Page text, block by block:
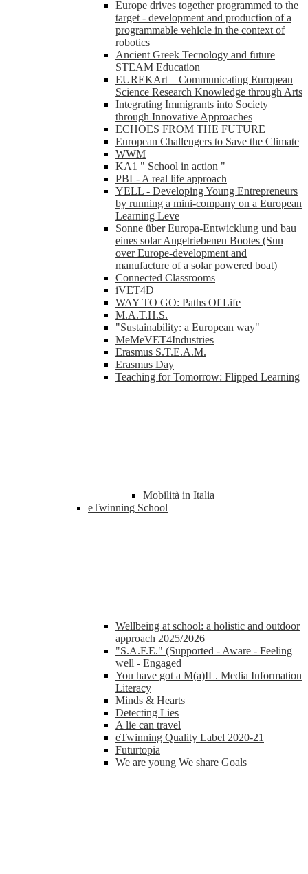
Europe drives together programmed to the
target - development and production of a
programmable vehicle in the context of
robotics
Ancient Greek Tecnology and future
STEAM Education
EUREKArt – Communicating European
Science Research Knowledge through Arts
Integrating Immigrants into Society
through Innovative Approaches
ECHOES FROM THE FUTURE
European Challengers to Save the Climate
WWM
KA1 " School in action "
PBL- A real life approach
YELL - Developing Young Entrepreneurs
by running a mini-company on a European
Learning Leve
Sonne über Europa-Entwicklung und bau
eines solar Angetriebenen Bootes (Sun
over Europe-development and
manufacture of a solar powered boat)
Connected Classrooms
iVET4D
WAY TO GO: Paths Of Life
M.A.T.H.S.
"Sustainability: a European way"
MeMeVET4Industries
Erasmus S.T.E.A.M.
Erasmus Day
Teaching for Tomorrow: Flipped Learning
Mobilità in Italia
eTwinning School
Wellbeing at school: a holistic and outdoor
approach 2025/2026
"S.A.F.E." (Supported - Aware - Feeling
well - Engaged
You have got a M(a)IL. Media Information
Literacy
Minds & Hearts
Detecting Lies
A lie can travel
eTwinning Quality Label 2020-21
Futurtopia
We are young We share Goals